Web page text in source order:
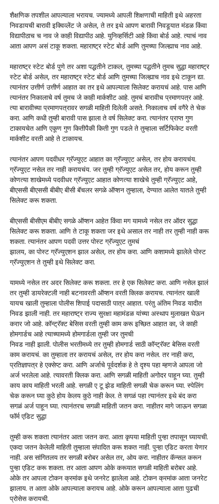
शैक्षणिक तपशील आपल्याला भरायच. ज्यामध्ये आपली शिक्षणाची माहिती इथे अहरता
निवडायची बारावी इक्विव्लेंट जे असेल, ते तर इथे आपण बारावी निवडूयात मंडळ किंवा
विद्यापीठाच च नाव जे काही विद्यापीठ आहे. युनिव्हर्सिटी आहे किंवा बोर्ड आहे. त्याचं नाव
आता आपण असं टाकू शकता. महाराष्ट्र स्टेट बोर्ड आणि तुमच्या जिल्ह्याच नाव आहे.
महाराष्ट्र स्टेट बोर्ड पुणे तर अशा पद्धतीने टाकल, तुमच्या पद्धतीने तुमच सुद्धा महाराष्ट्र
स्टेट बोर्ड असेल, तर महाराष्ट्र स्टेट बोर्ड आणि तुमच्या जिल्ह्याच नाव इथे टाकून द्या.
त्यानंतर उत्तीर्ण उत्तीर्ण आहात का तर इथे आपल्याला सिलेक्ट करायचं आहे. पास आणि
त्यानंतर निकालाचे वर्ष तुमच जे काही मार्कशीट आहे. तुमचं बारावीच प्रमाणपत्र आहे.
त्या बारावीच्या प्रमाणपत्रावर सगळी माहिती दिलेली असते. निकालाच वर्ष वगैरे ते चेक
करा. आणि कधी तुम्ही बारावी पास झाला ते वर्ष सिलेक्ट करा. त्यानंतर प्राप्त गुण
टाकायचेत आणि एकूण गुण कितीपैकी किती गुण पडले ते तुम्हाला सर्टिफिकेट वरती
मार्कशीट वरती आहे ते टाकायच.
त्यानंतर आपण पदवीधर ग्रॅज्युएट आहात का ग्रॅज्युएट असेल, तर होय करायचंय.
ग्रॅज्युएट नसेल तर नाही करायचंय. जर तुम्ही ग्रॅज्युएट असेल तर, होय करून तुम्ही
कोणत्या शाखेमध्ये पदवीधर ग्रॅज्युएट आहात कोणत्या शाखेचे तुम्ही ग्रॅज्युएट आहे,
बीएससी बीएससी बीबीए बीसी बॅचलर सगळे ऑप्शन तुम्हाला, देण्यात आलेत यातले तुम्ही
सिलेक्ट करू शकता.
बीएससी बीसीएम बीबीए सगळे ऑप्शन आहेत किंवा मग यामध्ये नसेल तर ऑदर सुद्धा
सिलेक्ट करू शकता. आणि ते टाकू शकता जर इथे असाल तर नाही तर तुम्ही नाही करू
शकता. त्यानंतर आपण पदवी उत्तर पोस्ट ग्रॅज्युएट तुमचं
झालय, का पोस्ट ग्रॅज्युएशन झाल असेल, तर होय करा. आणि कशामध्ये झालेले पोस्ट
ग्रॅज्युएशन ते तुम्ही इथे सिलेक्ट करा.
यामध्ये नसेल तर अदर सिलेक्ट करू शकता. तर हे एक सिलेक्ट करा. आणि नसेल झालं
तर तुम्ही डायरेक्टली नाही बटनावरती ऑप्शन वरती क्लिक करायच. त्यानंतर खाली
यायच खाली तुम्हाला पोलीस शिपाई पदासाठी पात्र आहात. परंतु अंतिम निवड यादीत
निवड झाली नाही. तर महाराष्ट्र राज्य सुरक्षा महामंडळ यांच्या अस्थाप मुलाखत घेऊन
करार जो आहे. कॉन्ट्रॅक्ट बेसिस वरती तुम्ही काम करू इच्छित आहात का, जे काही
होमगार्डच आहे त्याच्यामध्ये होमगार्डला तुम्ही जर तुमची
निवड नाही झाली. पोलीस भरतीमध्ये तर तुम्ही होमगार्ड साठी कॉन्ट्रॅक्ट बेसिस वरती
काम करायचं. का तुम्हाला तर करायचं असेल, तर होय करा नसेल. तर नाही करा,
प्रतिज्ञापत्र हे एक्सेप्ट करा. आणि अर्जाचे पूर्वदर्शक हे ते दृश्य पहा म्हणजे आपला जो
अर्ज भरलेला आहे. त्यावरती क्लिक करा. आणि सगळी माहिती अगोदर पाहून घ्या. तुम्ही
काय काय माहिती भरली आहे. सगळी ए टू झेड माहिती सगळी चेक करून घ्या. स्पेलिंग
चेक करून घ्या कुठे होय केलय कुठे नाही केल. ते सगळं पहा त्यानंतर इथे बंद करा
सगळं अर्ज पाहून घ्या. त्यानंतरच सगळी माहिती जतन करा. नाहीतर मागे जाऊन सगळा
फॉर्म एडिट सुद्धा
तुम्ही करू शकता त्यानंतर आता जतन करा. आता कृपया माहिती पुन्हा तपासून घ्यायची.
एकदा जतन केलेली माहिती तुम्हाला संपादित करू शकत नाही. पुन्हा एडिट करता येणार
नाही. अस सांगितलय तर सगळी बरोबर असेल तर, ओय करा. नाहीतर कॅन्सल करून
पुन्हा एडिट करू शकता. तर आता आपण ओके करूयात सगळी माहिती बरोबर आहे.
ओके तर आपला टोकन क्रमांक इथे जनरेट झालेला आहे. टोकन क्रमांक आता जनरेट
झालाय. त आता ओके आपल्याला करायच आहे. ओके करून आपल्याला आता पुढची
प्रोसेस करायची.